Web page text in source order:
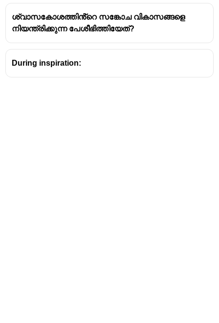
ശ്വാസകോശത്തിൻ്റെ സങ്കോച വികാസങ്ങളെ
നിയന്ത്രിക്കുന്ന പേശീഭിത്തിയേത്?
During inspiration: